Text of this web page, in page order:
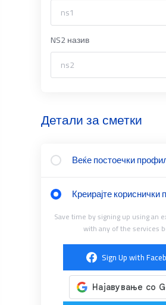
NS2 назив
Детали за сметки
Веќе постоечки
Креирајте
Save time by signing up using an
with any of the services
Sign Up with